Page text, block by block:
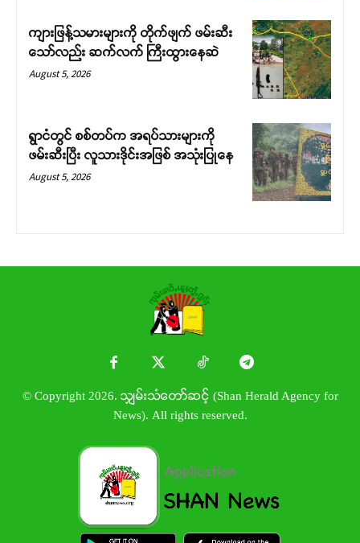
ကျားဖြန့်သမားများကို တိုက်ဖျက် ဖမ်းဆီး
သော်လည်း ဆက်လက် ကြီးထွားနေဆဲ
August 5, 2026
ရွာငံတွင် စစ်တပ်က အရပ်သားများကို
ဖမ်းဆီးပြီး လူသားဒိုင်းအဖြစ် အသုံးပြုနေ
August 5, 2026
© Copyright 2026. သျှမ်းသံတော်ဆင့် (Shan Herald Agency for
News). All rights reserved.